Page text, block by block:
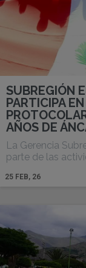
SUBREGIÓN
PARTICIPA
AÑOS DE
25 FEB, 26
La Gerencia
parte de las